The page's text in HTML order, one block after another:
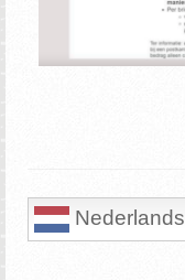
Nederlands